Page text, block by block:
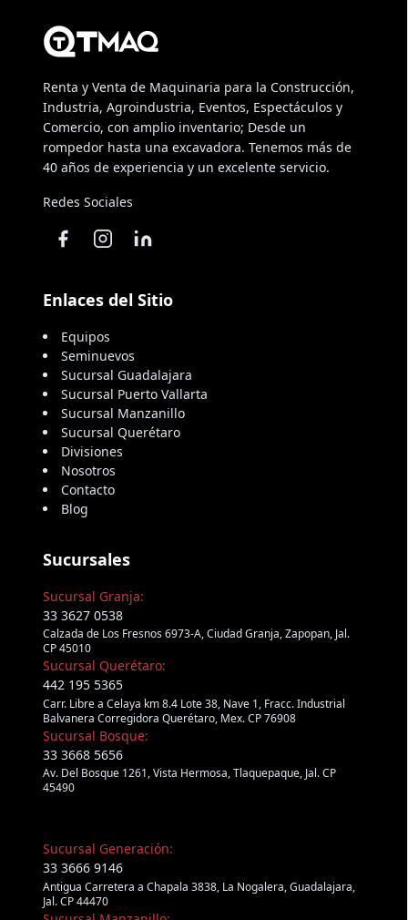
Renta y Venta de Maquinaria para la Construcción,
Industria, Agroindustria, Eventos, Espectáculos y
Comercio, con amplio inventario; Desde un
rompedor hasta una excavadora. Tenemos más de
40 años de experiencia y un excelente servicio.
Redes Sociales
Enlaces del Sitio
Equipos
Seminuevos
Sucursal Guadalajara
Sucursal Puerto Vallarta
Sucursal Manzanillo
Sucursal Querétaro
Divisiones
Nosotros
Contacto
Blog
Sucursales
Sucursal Granja:
33 3627 0538
Calzada de Los Fresnos 6973-A, Ciudad Granja, Zapopan, Jal.
CP 45010
Sucursal Querétaro:
442 195 5365
Carr. Libre a Celaya km 8.4 Lote 38, Nave 1, Fracc. Industrial
Balvanera Corregidora Querétaro, Mex. CP 76908
Sucursal Bosque:
33 3668 5656
Av. Del Bosque 1261, Vista Hermosa, Tlaquepaque, Jal. CP
45490
Sucursal Generación:
33 3666 9146
Antigua Carretera a Chapala 3838, La Nogalera, Guadalajara,
Jal. CP 44470